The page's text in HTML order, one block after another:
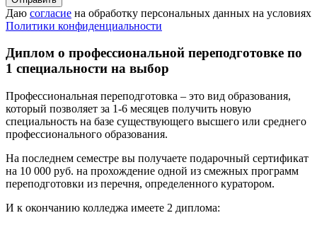
Даю согласие на обработку персональных данных на условиях
Политики конфиденциальности
Диплом о профессиональной переподготовке по
1 специальности на выбор
Профессиональная переподготовка – это вид образования,
который позволяет за 1-6 месяцев получить новую
специальность на базе существующего высшего или среднего
профессионального образования.
На последнем семестре вы получаете подарочный сертификат
на 10 000 руб. на прохождение одной из смежных программ
переподготовки из перечня, определенного куратором.
И к окончанию колледжа имеете 2 диплома: